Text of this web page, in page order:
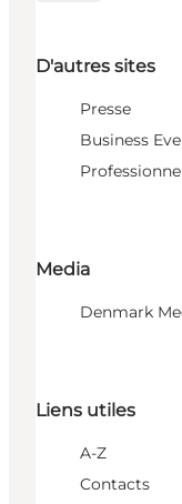
D'autres sites
Presse
Business
Media
Denmark
Liens utiles
A-Z
Contacts